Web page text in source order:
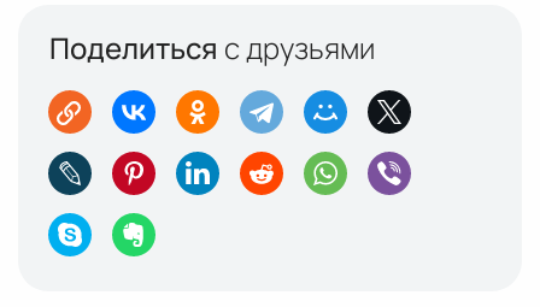
Поделиться с друзьями